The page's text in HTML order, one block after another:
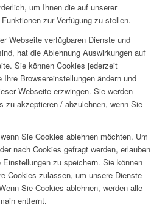
um Ihnen die auf unserer
zur Verfügung zu stellen.
Webseite verfügbaren Dienste und
hat die Ablehnung Auswirkungen auf
Sie können Cookies jederzeit
Browsereinstellungen ändern und
Webseite erzwingen. Sie werden
zu akzeptieren / abzulehnen, wenn Sie
Sie Cookies ablehnen möchten. Um
nach Cookies gefragt werden, erlauben
zu speichern. Sie können
Cookies zulassen, um unsere Dienste
Sie Cookies ablehnen, werden alle
entfernt.